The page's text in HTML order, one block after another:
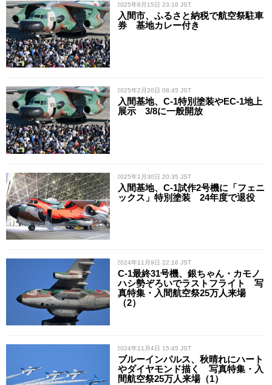
/ 2025年8月15日 23:16 JST
入間市、ふるさと納税で航空祭駐車
券 基地カレー付き
/ 2025年2月20日 08:45 JST
入間基地、C-1特別塗装やEC-1地上
展示 3/8に一般開放
/ 2025年1月30日 20:35 JST
入間基地、C-1試作2号機に「フェニ
ックス」特別塗装 24年度で退役
/ 2024年11月9日 22:16 JST
C-1最終31号機、銀ちゃん・カモノ
ハシ勢ぞろいでラストフライト 写
真特集・入間航空祭25万人来場
（2）
/ 2024年11月4日 15:45 JST
ブルーインパルス、秋晴れにハート
やダイヤモンド描く 写真特集・入
間航空祭25万人来場（1）